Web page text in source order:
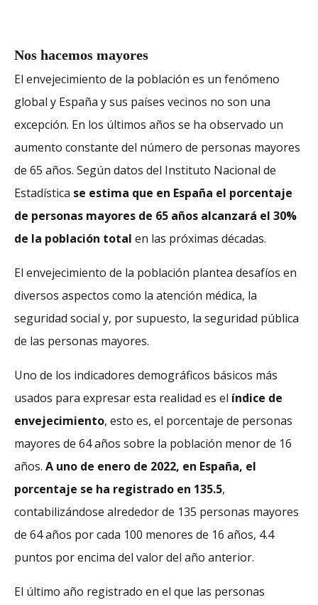
Nos hacemos mayores
El envejecimiento de la población es un fenómeno
global y España y sus países vecinos no son una
excepción. En los últimos años se ha observado un
aumento constante del número de personas mayores
de 65 años. Según datos del Instituto Nacional de
Estadística se estima que en España el porcentaje
de personas mayores de 65 años alcanzará el 30%
de la población total en las próximas décadas.
El envejecimiento de la población plantea desafíos en
diversos aspectos como la atención médica, la
seguridad social y, por supuesto, la seguridad pública
de las personas mayores.
Uno de los indicadores demográficos básicos más
usados para expresar esta realidad es el índice de
envejecimiento, esto es, el porcentaje de personas
mayores de 64 años sobre la población menor de 16
años. A uno de enero de 2022, en España, el
porcentaje se ha registrado en 135.5,
contabilizándose alrededor de 135 personas mayores
de 64 años por cada 100 menores de 16 años, 4.4
puntos por encima del valor del año anterior.
El último año registrado en el que las personas